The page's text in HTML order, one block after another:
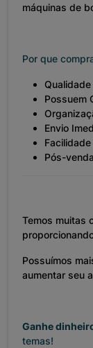
máquinas de
Por que
Possuem
Envio
Pós-
Temos muitas
Possuímos
aumentar seu
Ganhe
temas!